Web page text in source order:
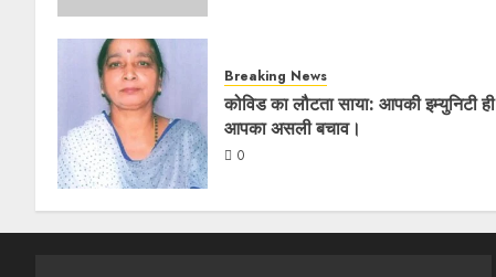
Breaking News
कोविड का लौटता साया: आपकी इम्युनिटी ही
आपका असली बचाव।
0